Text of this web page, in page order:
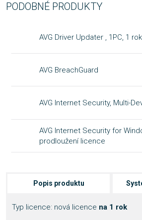
PODOBNÉ PRODUKTY
AVG Driver Updater , 1PC, 1 rok
AVG BreachGuard
AVG Internet Security, Multi-
AVG Internet Security for
prodloužení licence
Popis produktu
Typ licence: nová licence na 1 rok